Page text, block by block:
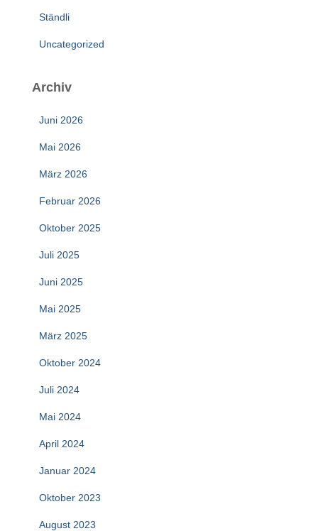
Ständli
Uncategorized
Archiv
Juni 2026
Mai 2026
März 2026
Februar 2026
Oktober 2025
Juli 2025
Juni 2025
Mai 2025
März 2025
Oktober 2024
Juli 2024
Mai 2024
April 2024
Januar 2024
Oktober 2023
August 2023